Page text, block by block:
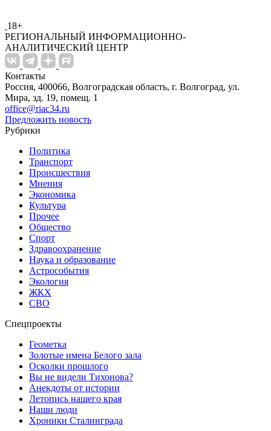
18+
РЕГИОНАЛЬНЫЙ ИНФОРМАЦИОННО-
АНАЛИТИЧЕСКИЙ ЦЕНТР
Контакты
Россия, 400066, Волгоградская область, г. Волгоград, ул.
Мира, зд. 19, помещ. 1
office@riac34.ru
Предложить новость
Рубрики
Политика
Транспорт
Происшествия
Мнения
Экономика
Культура
Прочее
Общество
Спорт
Здравоохранение
Наука и образование
Астрособытия
Экология
ЖКХ
СВО
Спецпроекты
Геометка
Золотые имена Белого зала
Осколки прошлого
Вы не видели Тихонова?
Анекдоты от истории
Летопись нашего края
Наши люди
Хроники Сталинграда